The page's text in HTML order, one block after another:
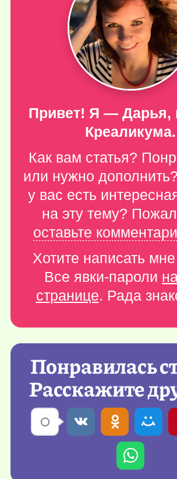
Привет! Я — Дарья,
Креаликума.
Как вам статья?
или нужно
у вас есть
на эту тему?
оставьте
Хотите написать
Все явки-пароли
странице. Рада
Понравилась
Расскажите